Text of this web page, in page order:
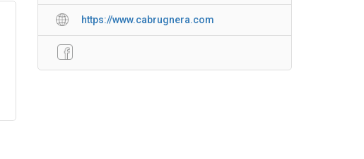
https://www.cabrugnera.com